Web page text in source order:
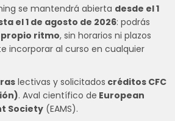
se mantendrá abierta desde el 1
el 1 de agosto de 2026: podrás
ritmo, sin horarios ni plazos
incorporar al curso en cualquier
lectivas y solicitados créditos CFC
. Aval científico de European
Society (EAMS).